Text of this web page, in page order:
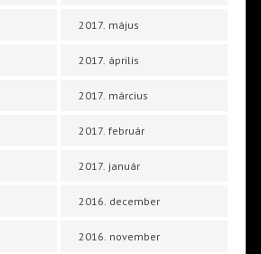
2017. május
2017. április
2017. március
2017. február
2017. január
2016. december
2016. november